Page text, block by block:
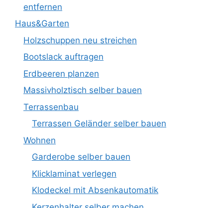
entfernen
Haus&Garten
Holzschuppen neu streichen
Bootslack auftragen
Erdbeeren planzen
Massivholztisch selber bauen
Terrassenbau
Terrassen Geländer selber bauen
Wohnen
Garderobe selber bauen
Klicklaminat verlegen
Klodeckel mit Absenkautomatik